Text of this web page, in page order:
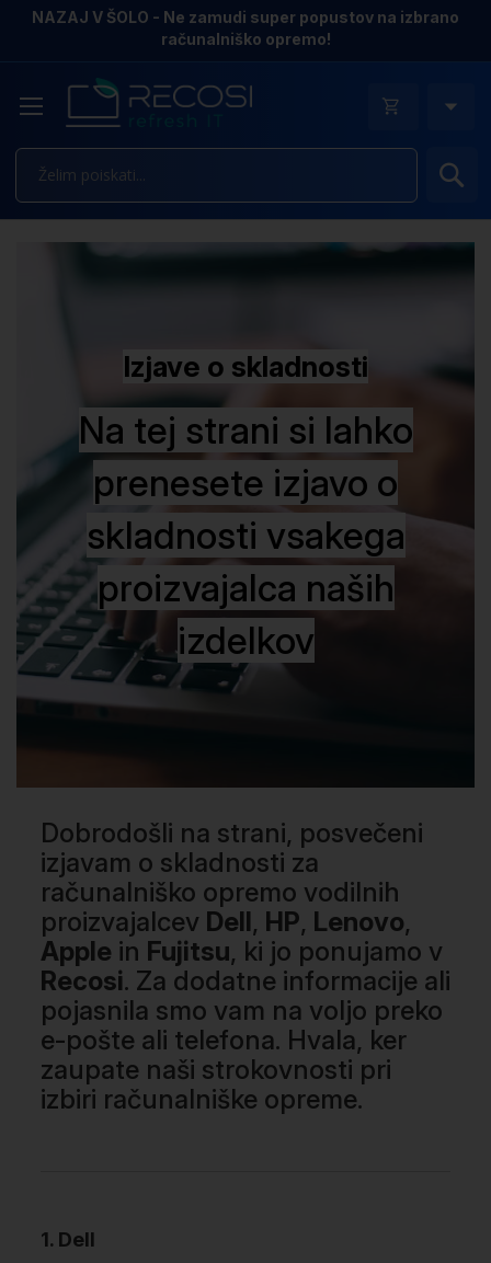
NAZAJ V ŠOLO - Ne zamudi super popustov na izbrano
računalniško opremo!
Izjave o skladnosti
Na tej strani si lahko
prenesete izjavo o
skladnosti vsakega
proizvajalca naših
izdelkov
Dobrodošli na strani, posvečeni
izjavam o skladnosti za
računalniško opremo vodilnih
proizvajalcev Dell, HP, Lenovo,
Apple in Fujitsu, ki jo ponujamo v
Recosi. Za dodatne informacije ali
pojasnila smo vam na voljo preko
e-pošte ali telefona. Hvala, ker
zaupate naši strokovnosti pri
izbiri računalniške opreme.
1. Dell